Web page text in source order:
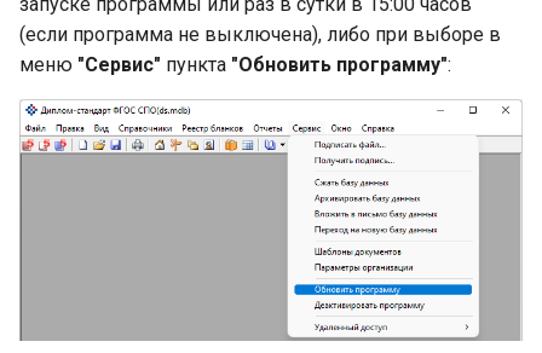
и
з
а
ц
Работа с реестром бланков
Печать документов
(если программа не выключена), либо при выборе в
меню "Сервис" пункта "Обновить программу":